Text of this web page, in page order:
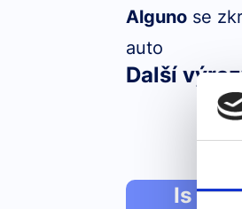
Alguno se
auto
Další
Is it